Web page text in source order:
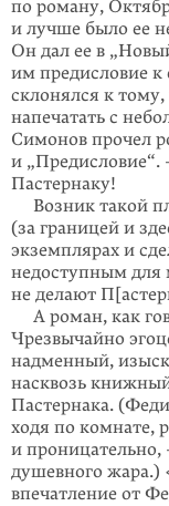
по роману,
и лучше было ее
Он дал ее в
им предисловие к
склонялся к
напечатать с
Симонов прочел
и „Предисловие“.
Пастернаку!
Возник такой
(за границей и
экземплярах и
недоступным для
не делают
А роман, как
Чрезвычайно
надменный,
насквозь
Пастернака.
ходя по комнате,
и
душевного жара.)
впечат­ление от